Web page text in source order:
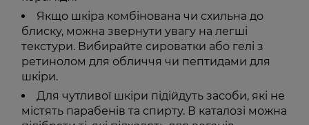
Якщо шкіра комбінована чи схильна до
блиску, можна звернути увагу на легші
текстури. Вибирайте сироватки або гелі з
ретинолом для обличчя чи пептидами для
шкіри.
Для чутливої шкіри підійдуть засоби, які не
містять парабенів та спирту. В каталозі можна